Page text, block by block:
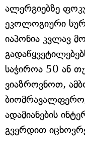
ალერგიებზე
ეკოლოგიური
იაპონია კვლავ
საჭიროა 50 ან
ვიაზროვნოთ,
ადამიანების
გვერდით